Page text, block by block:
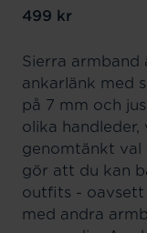
Pris:499 kr
499 kr
Sierra armband
ankarlänk med
på 7 mm och
olika
genomtänkt val
gör att du kan
outfits - oavsett
med andra